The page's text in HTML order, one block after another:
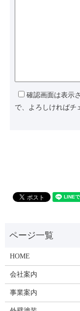
確認画面は表示
で、よろしければチ
HOME
会社案内
事業案内